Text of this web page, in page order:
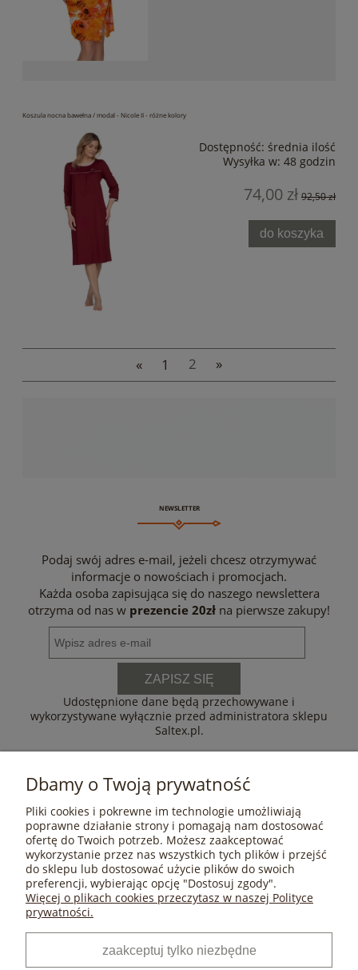
Koszula nocna bawełna / modal - Nicole II - różne kolory
Dostępność: średnia ilość
Wysyłka w: 48 godzin
74,00 zł 92,50 zł
do koszyka
« 1 2 »
NEWSLETTER
Podaj swój adres e-mail, jeżeli chcesz otrzymywać
informacje o nowościach i promocjach.
Każda osoba zapisująca się do naszego newslettera
otrzyma od nas w prezencie 20zł na pierwsze zakupy!
ZAPISZ SIĘ
Udostępnione dane będą przechowywane i
wykorzystywane wyłącznie przed administratora sklepu
Saltex.pl.
POMOC
MOJE KONTO
PŁATNOŚCI I DOSTAWA
Dbamy o Twoją prywatność
Pliki cookies i pokrewne im technologie umożliwiają
poprawne działanie strony i pomagają nam dostosować
ofertę do Twoich potrzeb. Możesz zaakceptować
wykorzystanie przez nas wszystkich tych plików i przejść
do sklepu lub dostosować użycie plików do swoich
preferencji, wybierając opcję "Dostosuj zgody".
Więcej o plikach cookies przeczytasz w naszej Polityce
prywatności.
zaakceptuj tylko niezbędne